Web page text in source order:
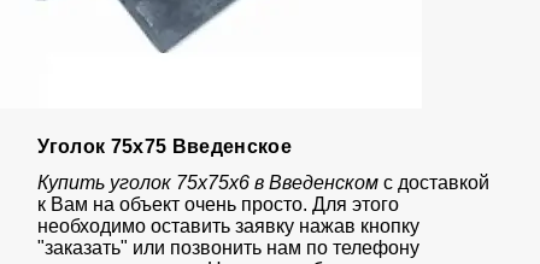
Уголок 75х75 Введенское
Купить уголок 75х75х6 в Введенскомс доставкой
к Вам на объект очень просто. Для этого
необходимо оставить заявку нажав кнопку
"заказать" или позвонить нам по телефону